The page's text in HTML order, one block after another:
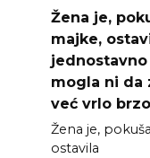
Žena je,
majke,
mogla ni da
već vrlo
Žena je,
ostavila